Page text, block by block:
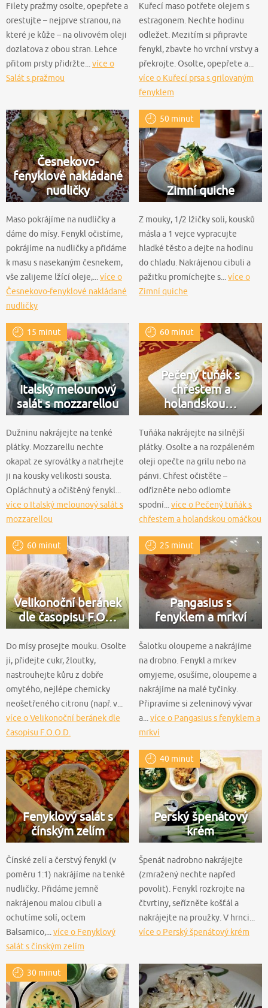
Filety pražmy osolte, opepřete a
orestujte – nejprve stranou, na
které je kůže – na olivovém oleji
dozlatova z obou stran. Lehce
přitom prsty přidržte... více o
Salát s pražmou
Kuřecí maso potřete olejem s
estragonem. Nechte hodinu
odležet. Mezitím si připravte
fenykl, zbavte ho vrchní vrstvy a
překrojte. Osolte, opepřete a...
více o Kuřecí prsa s grilovaným
fenyklem
Česnekovo-
fenyklové nakládané
nudličky
Maso pokrájíme na nudličky a
dáme do mísy. Fenykl očistíme,
pokrájíme na nudličky a přidáme
k masu s nasekaným česnekem,
vše zalijeme lžící oleje,... více o
Česnekovo-fenyklové nakládané
nudličky
50 minut
Zimní quiche
Z mouky, 1/2 lžičky soli, kousků
másla a 1 vejce vypracujte
hladké těsto a dejte na hodinu
do chladu. Nakrájenou cibuli a
pažitku promíchejte s... více o
Zimní quiche
15 minut
Italský melounový
salát s mozzarellou
Dužninu nakrájejte na tenké
plátky. Mozzarellu nechte
okapat ze syrovátky a natrhejte
ji na kousky velikosti sousta.
Opláchnutý a očištěný fenykl...
více o Italský melounový salát s
mozzarellou
60 minut
Pečený tuňák s
chřestem a
holandskou…
Tuňáka nakrájejte na silnější
plátky. Osolte a na rozpáleném
oleji opečte na grilu nebo na
pánvi. Chřest očistěte –
odřízněte nebo odlomte
spodní... více o Pečený tuňák s
chřestem a holandskou omáčkou
60 minut
Velikonoční beránek
dle časopisu F.O…
Do mísy prosejte mouku. Osolte
ji, přidejte cukr, žloutky,
nastrouhejte kůru z dobře
omytého, nejlépe chemicky
neošetřeného citronu (např. v...
více o Velikonoční beránek dle
časopisu F.O.O.D.
25 minut
Pangasius s
fenyklem a mrkví
Šalotku oloupeme a nakrájíme
na drobno. Fenykl a mrkev
omyjeme, osušíme, oloupeme a
nakrájíme na malé tyčinky.
Připravíme si zeleninový vývar
a...více o Pangasius s fenyklem a
mrkví
Fenyklový salát s
čínským zelím
Čínské zelí a čerstvý fenykl (v
poměru 1:1) nakrájíme na tenké
nudličky. Přidáme jemně
nakrájenou malou cibuli a
ochutíme solí, octem
Balsamico,... více o Fenyklový
salát s čínským zelím
40 minut
Perský špenátový
krém
Špenát nadrobno nakrájejte
(zmražený nechte napřed
povolit). Fenykl rozkrojte na
čtvrtiny, seřízněte košťál a
nakrájejte na proužky. V hrnci...
více o Perský špenátový krém
30 minut